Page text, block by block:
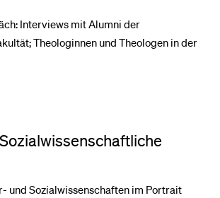
Interviews mit Alumni der
Theologinnen und Theologen in der
und Sozialwissenschaften im Portrait
Zulassung